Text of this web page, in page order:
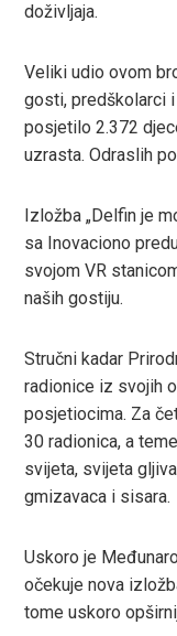
doživljaja.
Veliki udio ovom
gosti, predškolarci
posjetilo 2.372
uzrasta. Odraslih
Izložba „Delfin je
sa Inovaciono
svojom VR
naših gostiju.
Stručni kadar
radionice iz svojih
posjetiocima. Za
30 radionica, a
svijeta, svijeta
gmizavaca i sisara.
Uskoro je
očekuje nova
tome uskoro